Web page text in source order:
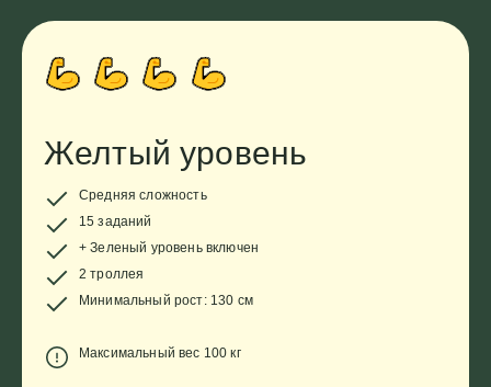
Желтый уровень
Средняя сложность
15 заданий
+ Зеленый уровень включен
2 троллея
Минимальный рост: 130 см
Максимальный вес 100 кг